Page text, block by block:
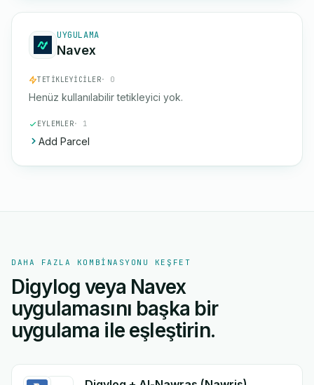
UYGULAMA
Navex
TETIKLEYICILER· 0
Henüz kullanılabilir tetikleyici yok.
EYLEMLER· 1
Add Parcel
DAHA FAZLA KOMBINASYONU KEŞFET
Digylog veya Navex
uygulamasını başka bir
uygulama ile eşleştirin.